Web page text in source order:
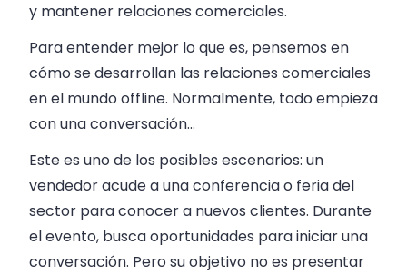
y mantener relaciones comerciales.
Para entender mejor lo que es, pensemos en
cómo se desarrollan las relaciones comerciales
en el mundo offline. Normalmente, todo empieza
con una conversación…
Este es uno de los posibles escenarios: un
vendedor acude a una conferencia o feria del
sector para conocer a nuevos clientes. Durante
el evento, busca oportunidades para iniciar una
conversación. Pero su objetivo no es presentar